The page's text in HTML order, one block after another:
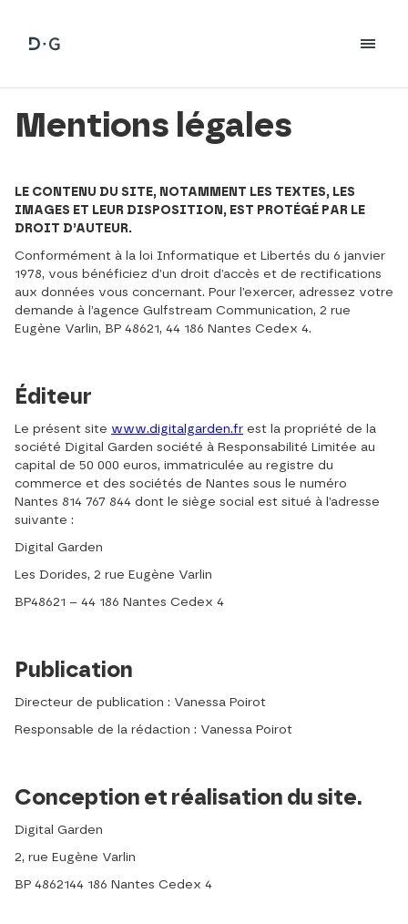
Mentions légales
LE CONTENU DU SITE, NOTAMMENT LES TEXTES, LES
IMAGES ET LEUR DISPOSITION, EST PROTÉGÉ PAR LE
DROIT D’AUTEUR.
Conformément à la loi Informatique et Libertés du 6 janvier
1978, vous bénéficiez d’un droit d’accès et de rectifications
aux données vous concernant. Pour l’exercer, adressez votre
demande à l’agence Gulfstream Communication, 2 rue
Eugène Varlin, BP 48621, 44 186 Nantes Cedex 4.
Éditeur
Le présent site www.digitalgarden.fr est la propriété de la
société Digital Garden société à Responsabilité Limitée au
capital de 50 000 euros, immatriculée au registre du
commerce et des sociétés de Nantes sous le numéro
Nantes 814 767 844 dont le siège social est situé à l’adresse
suivante :
Digital Garden
Les Dorides, 2 rue Eugène Varlin
BP48621 – 44 186 Nantes Cedex 4
Publication
Directeur de publication : Vanessa Poirot
Responsable de la rédaction : Vanessa Poirot
Conception et réalisation du site.
Digital Garden
2, rue Eugène Varlin
BP 4862144 186 Nantes Cedex 4